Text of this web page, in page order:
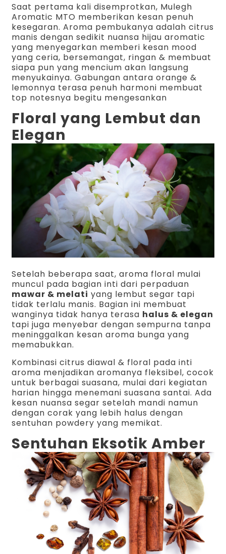
Saat pertama kali disemprotkan, Mulegh
Aromatic MTO memberikan kesan penuh
kesegaran. Aroma pembukanya adalah citrus
manis dengan sedikit nuansa hijau aromatic
yang menyegarkan memberi kesan mood
yang ceria, bersemangat, ringan & membuat
siapa pun yang mencium akan langsung
menyukainya. Gabungan antara orange &
lemonnya terasa penuh harmoni membuat
top notesnya begitu mengesankan
Floral yang Lembut dan
Elegan
Setelah beberapa saat, aroma floral mulai
muncul pada bagian inti dari perpaduan
mawar & melati yang lembut segar tapi
tidak terlalu manis. Bagian ini membuat
wanginya tidak hanya terasa halus & elegan
tapi juga menyebar dengan sempurna tanpa
meninggalkan kesan aroma bunga yang
memabukkan.
Kombinasi citrus diawal & floral pada inti
aroma menjadikan aromanya fleksibel, cocok
untuk berbagai suasana, mulai dari kegiatan
harian hingga menemani suasana santai. Ada
kesan nuansa segar setelah mandi namun
dengan corak yang lebih halus dengan
sentuhan powdery yang memikat.
Sentuhan Eksotik Amber